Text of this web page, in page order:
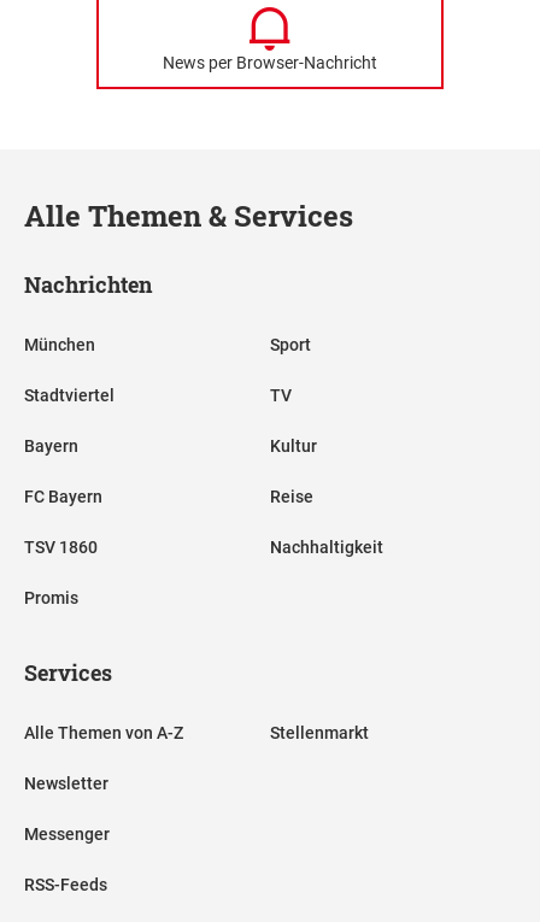
News per Browser-Nachricht
Alle Themen & Services
Nachrichten
München
Stadtviertel
Bayern
FC Bayern
TSV 1860
Promis
Sport
TV
Kultur
Reise
Nachhaltigkeit
Services
Alle Themen von A-Z
Newsletter
Messenger
RSS-Feeds
Stellenmarkt